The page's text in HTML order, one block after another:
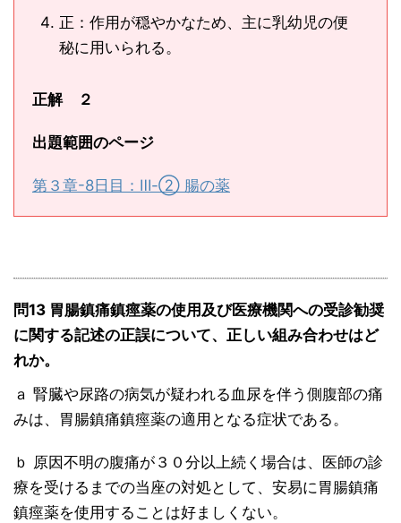
正：作用が穏やかなため、主に乳幼児の便
秘に用いられる。
正解 ２
出題範囲のページ
第３章-8日目：Ⅲ-② 腸の薬
問13 胃腸鎮痛鎮痙薬の使用及び医療機関への受診勧奨
に関する記述の正誤について、正しい組み合わせはど
れか。
ａ 腎臓や尿路の病気が疑われる血尿を伴う側腹部の痛
みは、胃腸鎮痛鎮痙薬の適用となる症状である。
ｂ 原因不明の腹痛が３０分以上続く場合は、医師の診
療を受けるまでの当座の対処として、安易に胃腸鎮痛
鎮痙薬を使用することは好ましくない。